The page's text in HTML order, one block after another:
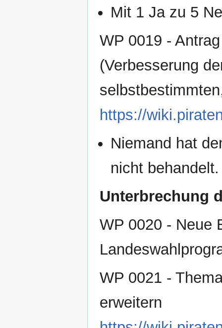
Mit 1 Ja zu 5
WP 0019 -
(Verbesserung
https://
Niemand hat
nicht behandelt.
Unterbrechung
WP 0020 - Neue
WP 0021 -
erweitern